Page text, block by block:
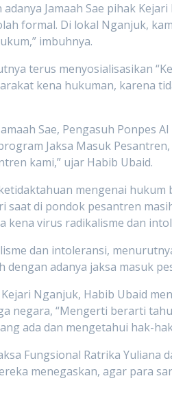
Jamaah Sae pihak
formal. Di lokal Nganjuk,
imbuhnya.
terus menyosialisasikan
kena hukuman, karena
Sae, Pengasuh Ponpes
Jaksa Masuk
kami,” ujar Habib Ubaid.
mengenai hukum
saat di pondok pesantren
kena virus radikalisme dan
dan intoleransi,
dengan adanya jaksa masuk
Nganjuk, Habib Ubaid
negara, “Mengerti berarti
ada dan mengetahui hak-
Fungsional Ratrika
menegaskan, agar para